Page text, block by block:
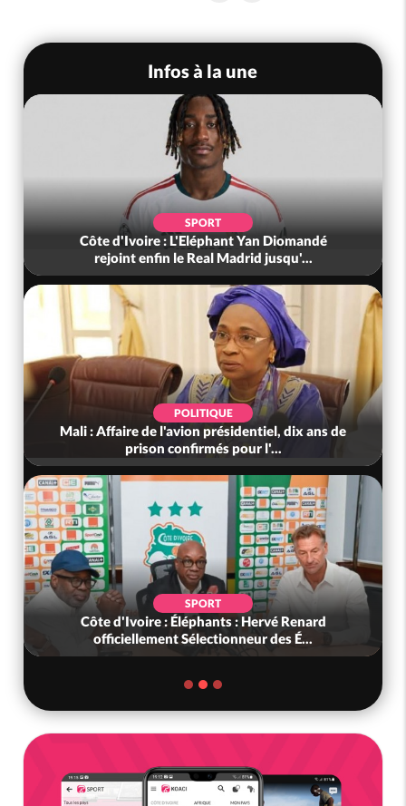
Infos à la une
SPORT
Côte d'Ivoire : L'Eléphant Yan Diomandé
rejoint enfin le Real Madrid jusqu'...
POLITIQUE
Mali : Affaire de l'avion présidentiel, dix ans de
prison confirmés pour l'...
SPORT
Côte d'Ivoire : Éléphants : Hervé Renard
officiellement Sélectionneur des É...